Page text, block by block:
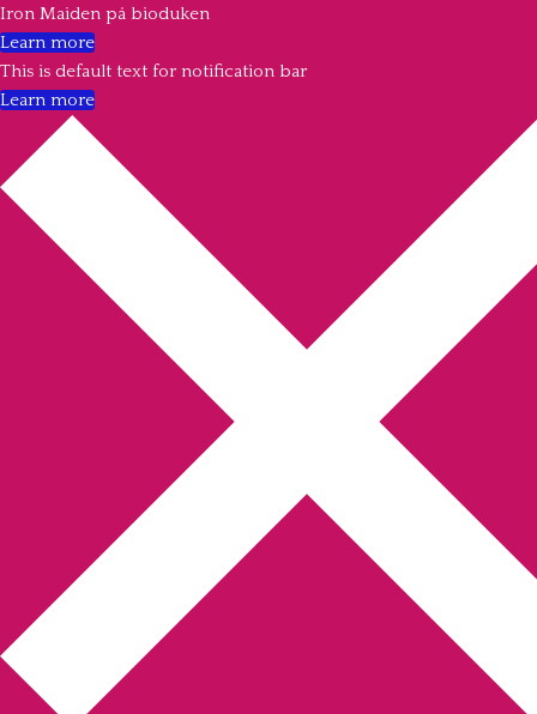
Iron Maiden på bioduken
Learn more
This is default text for notification bar
Learn more